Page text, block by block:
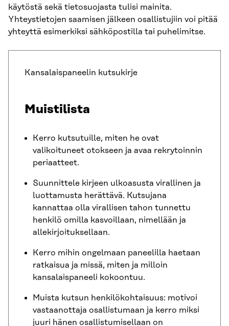
käytöstä sekä tietosuojasta tulisi mainita.
Yhteystietojen saamisen jälkeen osallistujiin voi pitää
yhteyttä esimerkiksi sähköpostilla tai puhelimitse.
Kansalaispaneelin kutsukirje
Muistilista
Kerro kutsutuille, miten he ovat
valikoituneet otokseen ja avaa rekrytoinnin
periaatteet.
Suunnittele kirjeen ulkoasusta virallinen ja
luottamusta herättävä. Kutsujana
kannattaa olla virallisen tahon tunnettu
henkilö omilla kasvoillaan, nimellään ja
allekirjoituksellaan.
Kerro mihin ongelmaan paneelilla haetaan
ratkaisua ja missä, miten ja milloin
kansalaispaneeli kokoontuu.
Muista kutsun henkilökohtaisuus: motivoi
vastaanottaja osallistumaan ja kerro miksi
juuri hänen osallistumisellaan on